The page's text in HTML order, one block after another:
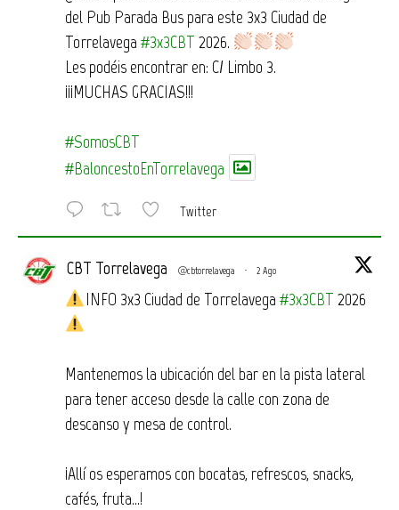
del Pub Parada Bus para este 3x3 Ciudad de
Torrelavega #3x3CBT 2026.
Les podéis encontrar en: C/ Limbo 3.
¡¡¡MUCHAS GRACIAS!!!
#SomosCBT
#BaloncestoEnTorrelavega
Twitter
CBT Torrelavega @cbtorrelavega · 2 Ago
INFO 3x3 Ciudad de Torrelavega #3x3CBT 2026
Mantenemos la ubicación del bar en la pista lateral
para tener acceso desde la calle con zona de
descanso y mesa de control.
¡Allí os esperamos con bocatas, refrescos, snacks,
cafés, fruta…!